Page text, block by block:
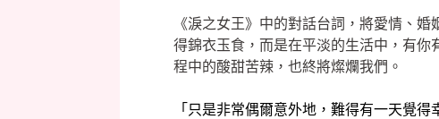
《淚之女王》中的對話台詞，將愛情、
得錦衣玉食，而是在平淡的生活中，有
程中的酸甜苦辣，也終將燦爛我們。
「只是非常偶爾意外地，難得有一天覺